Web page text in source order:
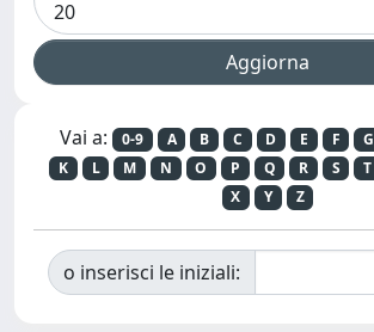
Vai a: 0-9 A B C D E F G
K
L M N O P Q R S T
X
Y Z
o inserisci le iniziali: